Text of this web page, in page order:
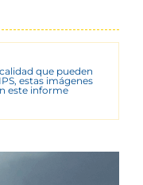
que pueden
estas imágenes
este informe